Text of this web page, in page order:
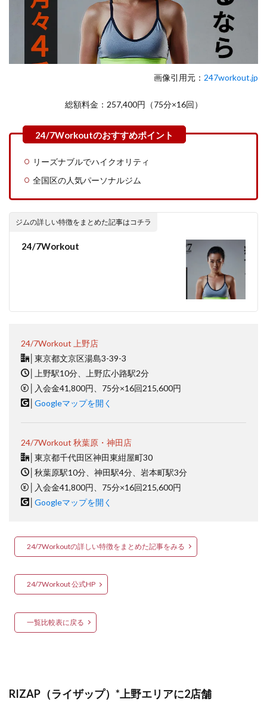
画像引用元： 247workout.jp
総額料金：257,400円（75分×16回）
リーズナブルでハイクオリティ
全国区の人気パーソナルジム
ジムの詳しい特徴をまとめた記事はコチラ
24/7Workout
24/7Workout 上野店
東京都文京区湯島3-39-3
上野駅10分、上野広小路駅2分
入会金41,800円、75分×16回215,600円
Googleマップを開く
24/7Workout 秋葉原・神田店
東京都千代田区神田東紺屋町30
秋葉原駅10分、神田駅4分、岩本町駅3分
入会金41,800円、75分×16回215,600円
Googleマップを開く
24/7Workoutの詳しい特徴をまとめた記事をみる
24/7Workout 公式HP
一覧比較表に戻る
RIZAP（ライザップ）*上野エリアに2店舗